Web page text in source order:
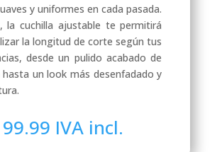
y uniformes en cada pasada.
la cuchilla ajustable te permitirá
la longitud de corte según tus
desde un pulido acabado de
hasta un look más desenfadado y
IVA incl.